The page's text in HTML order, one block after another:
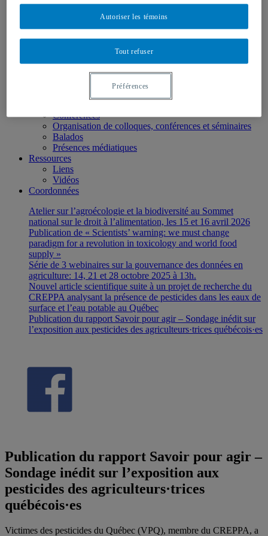
Direction, coordination et professionnels de recherche
Membres réguliers
Membres associés
Stagiaires et étudiant-e-s
Membres OBNL
Recherches
Axes de recherches
Projets de recherche
Conférences
Organisation de colloques, conférences et séminaires
Balados
Présences médiatiques
Ressources
Liens
Vidéos
Coordonnées
Atelier sur l’agroécologie et la biodiversité au Sommet
national sur le droit à l’alimentation, les 15 et 16 avril 2026
Publication de « Scientists’ warning: we must change
paradigm for a revolution in toxicology and world food
supply »
Série de 3 webinaires sur la gouvernance des données en
agriculture: 14, 21 et 28 octobre 2025 à 13h.
Nouvel article scientifique suite à un projet de recherche du
CREPPA analysant la présence de pesticides dans les eaux de
surface et l’eau potable au Québec
Publication du rapport Savoir pour agir – Sondage inédit sur
l’exposition aux pesticides des agriculteurs·trices québécois·es
Publication du rapport Savoir pour agir –
Sondage inédit sur l’exposition aux
pesticides des agriculteurs·trices
québécois·es
Victimes des pesticides du Québec (VPQ), membre du CREPPA, a
Tout refuser
Autoriser les témoins
Préférences